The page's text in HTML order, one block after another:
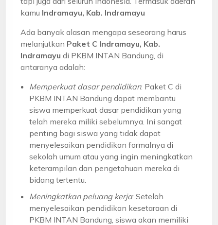
kamu Indramayu, Kab. Indramayu
Ada banyak alasan mengapa seseorang harus
melanjutkan Paket C Indramayu, Kab.
Indramayu di PKBM INTAN Bandung, di
antaranya adalah:
Memperkuat dasar pendidikan: Paket C di
PKBM INTAN Bandung dapat membantu
siswa memperkuat dasar pendidikan yang
telah mereka miliki sebelumnya. Ini sangat
penting bagi siswa yang tidak dapat
menyelesaikan pendidikan formalnya di
sekolah umum atau yang ingin meningkatkan
keterampilan dan pengetahuan mereka di
bidang tertentu.
Meningkatkan peluang kerja: Setelah
menyelesaikan pendidikan kesetaraan di
PKBM INTAN Bandung, siswa akan memiliki